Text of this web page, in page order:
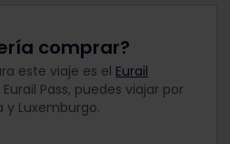
comprar?
este viaje es el Eurail
Pass, puedes viajar por
y Luxemburgo.